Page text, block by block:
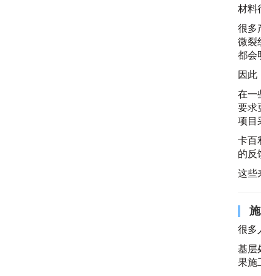
材料
很多
微裂
都会
因此
在一
要求
项目
卡百
的反
这些
很多
基层
果施